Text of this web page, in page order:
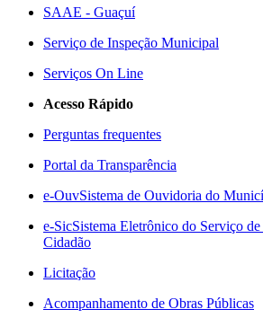
SAAE - Guaçuí
Serviço de Inspeção Municipal
Serviços On Line
Acesso Rápido
Perguntas frequentes
Portal da Transparência
e-OuvSistema de Ouvidoria do
e-SicSistema Eletrônico do Serviço
Cidadão
Licitação
Acompanhamento de Obras Públicas